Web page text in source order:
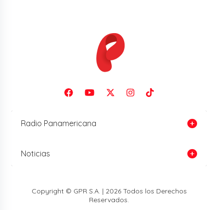
Radio Panamericana
Noticias
Copyright © GPR S.A. | 2026 Todos los Derechos
Reservados.